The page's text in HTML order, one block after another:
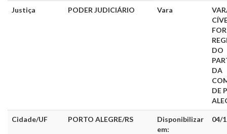
Justiça PODER JUDICIÁRIO Vara
DO
DA
DE
Cidade/UF PORTO ALEGRE/RS
Disponibilizar
em:
04/